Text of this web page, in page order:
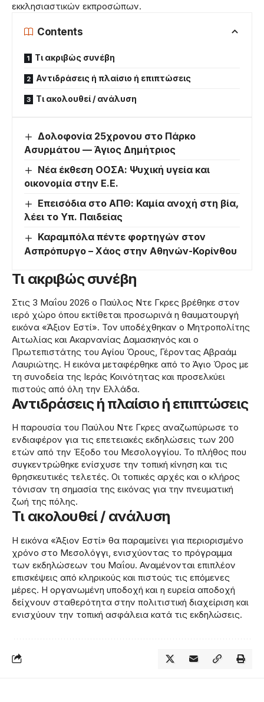
εκκλησιαστικών εκπροσώπων.
Contents
Τι ακριβώς συνέβη
Αντιδράσεις ή πλαίσιο ή επιπτώσεις
Τι ακολουθεί / ανάλυση
Δολοφονία 25χρονου στο Πάρκο
Ασυρμάτου — Άγιος Δημήτριος
Νέα έκθεση ΟΟΣΑ: Ψυχική υγεία και
οικονομία στην Ε.Ε.
Επεισόδια στο ΑΠΘ: Καμία ανοχή στη βία,
λέει το Υπ. Παιδείας
Καραμπόλα πέντε φορτηγών στον
Ασπρόπυργο – Χάος στην Αθηνών-Κορίνθου
Τι ακριβώς συνέβη
Στις 3 Μαΐου 2026 ο Παύλος Ντε Γκρες βρέθηκε στον
ιερό χώρο όπου εκτίθεται προσωρινά η θαυματουργή
εικόνα «Άξιον Εστί». Τον υποδέχθηκαν ο Μητροπολίτης
Αιτωλίας και Ακαρνανίας Δαμασκηνός και ο
Πρωτεπιστάτης του Αγίου Όρους, Γέροντας Αβραάμ
Λαυριώτης. Η εικόνα μεταφέρθηκε από το Άγιο Όρος με
τη συνοδεία της Ιεράς Κοινότητας και προσελκύει
πιστούς από όλη την Ελλάδα.
Αντιδράσεις ή πλαίσιο ή επιπτώσεις
Η παρουσία του Παύλου Ντε Γκρες αναζωπύρωσε το
ενδιαφέρον για τις επετειακές εκδηλώσεις των 200
ετών από την Έξοδο του Μεσολογγίου. Το πλήθος που
συγκεντρώθηκε ενίσχυσε την τοπική κίνηση και τις
θρησκευτικές τελετές. Οι τοπικές αρχές και ο κλήρος
τόνισαν τη σημασία της εικόνας για την πνευματική
ζωή της πόλης.
Τι ακολουθεί / ανάλυση
Η εικόνα «Άξιον Εστί» θα παραμείνει για περιορισμένο
χρόνο στο Μεσολόγγι, ενισχύοντας το πρόγραμμα
των εκδηλώσεων του Μαΐου. Αναμένονται επιπλέον
επισκέψεις από κληρικούς και πιστούς τις επόμενες
μέρες. Η οργανωμένη υποδοχή και η ευρεία αποδοχή
δείχνουν σταθερότητα στην πολιτιστική διαχείριση και
ενισχύουν την τοπική ασφάλεια κατά τις εκδηλώσεις.